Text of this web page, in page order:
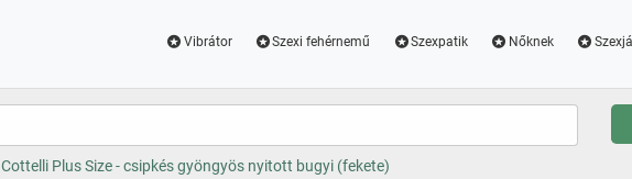
Vibrátor Szexi fehérnemű Szexpatik Nőknek
Cottelli Plus Size - csipkés gyöngyös nyitott bugyi (fekete)